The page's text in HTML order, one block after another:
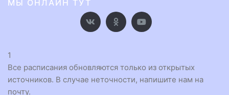
МЫ ОНЛАЙН ТУТ
1
Все расписания обновляются только из открытых
источников. В случае неточности, напишите нам на
почту.